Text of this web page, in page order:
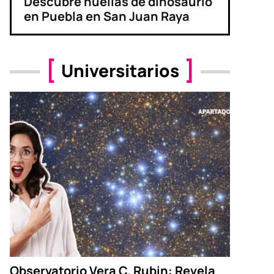
en Puebla en San Juan Raya
Universitarios
Observatorio Vera C. Rubin: Revela